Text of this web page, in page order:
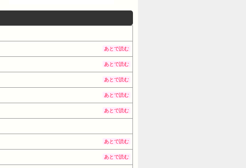
あとで読む
あとで読む
あとで読む
あとで読む
あとで読む
あとで読む
あとで読む